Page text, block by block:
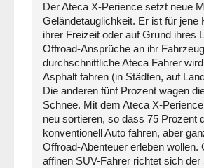
Der Ateca X-Perience setzt neue
Geländetauglichkeit. Er ist für jene
ihrer Freizeit oder auf Grund ihres
Offroad-Ansprüche an ihr
durchschnittliche Ateca Fahrer
Asphalt fahren (in Städten, auf
Die anderen fünf Prozent wagen
Schnee. Mit dem Ateca X-
neu sortieren, so dass 75 Prozent
konventionell Auto fahren, aber
Offroad-Abenteuer erleben wollen.
affinen SUV-Fahrer richtet sich